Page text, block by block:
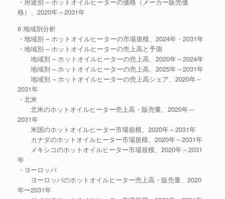
格）、2020年～2031年
6 地域別分析
・地域別 – ホットオイルヒーターの市場規模、2024年・2031年
・地域別 – ホットオイルヒーターの売上高と予測
地域別 – ホットオイルヒーターの売上高、2020年～2024年
地域別 – ホットオイルヒーターの売上高、2025年～2031年
地域別 – ホットオイルヒーターの売上高シェア、2020年～
2031年
・北米
北米のホットオイルヒーター売上高・販売量、2020年～
2031年
米国のホットオイルヒーター市場規模、2020年～2031年
カナダのホットオイルヒーター市場規模、2020年～2031年
メキシコのホットオイルヒーター市場規模、2020年～2031
年
・ヨーロッパ
ヨーロッパのホットオイルヒーター売上高・販売量、2020
年〜2031年